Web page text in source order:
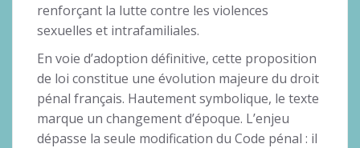
renforçant la lutte contre les violences
sexuelles et intrafamiliales.
En voie d’adoption définitive, cette proposition
de loi constitue une évolution majeure du droit
pénal français. Hautement symbolique, le texte
marque un changement d’époque. L’enjeu
dépasse la seule modification du Code pénal : il